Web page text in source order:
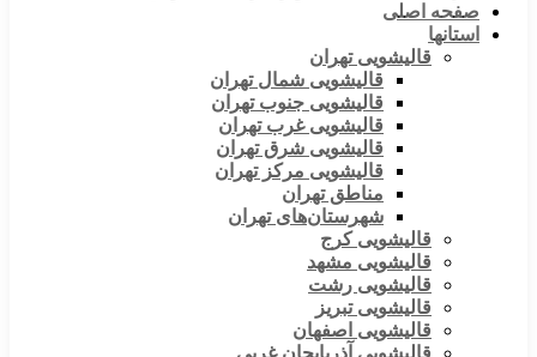
صفحه اصلی
استانها
قالیشویی تهران
قالیشویی شمال تهران
قالیشویی جنوب تهران
قالیشویی غرب تهران
قالیشویی شرق تهران
قالیشویی مرکز تهران
مناطق تهران
شهرستان‌های تهران
قالیشویی کرج
قالیشویی مشهد
قالیشویی رشت
قالیشویی تبریز
قالیشویی اصفهان
قالیشویی آذربایجان غربی